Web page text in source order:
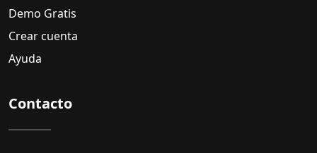
Demo Gratis
Crear cuenta
Ayuda
Contacto